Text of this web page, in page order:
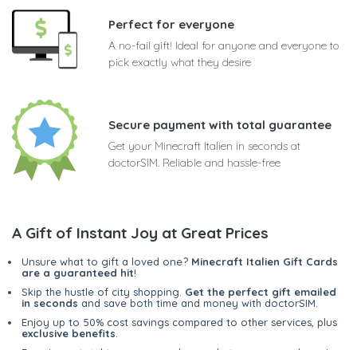
Perfect for everyone
A no-fail gift! Ideal for anyone and everyone to
pick exactly what they desire
Secure payment with total guarantee
Get your Minecraft Italien in seconds at
doctorSIM. Reliable and hassle-free
A Gift of Instant Joy at Great Prices
Unsure what to gift a loved one? Minecraft Italien Gift Cards
are a guaranteed hit!
Skip the hustle of city shopping. Get the perfect gift emailed
in seconds and save both time and money with doctorSIM.
Enjoy up to 50% cost savings compared to other services, plus
exclusive benefits